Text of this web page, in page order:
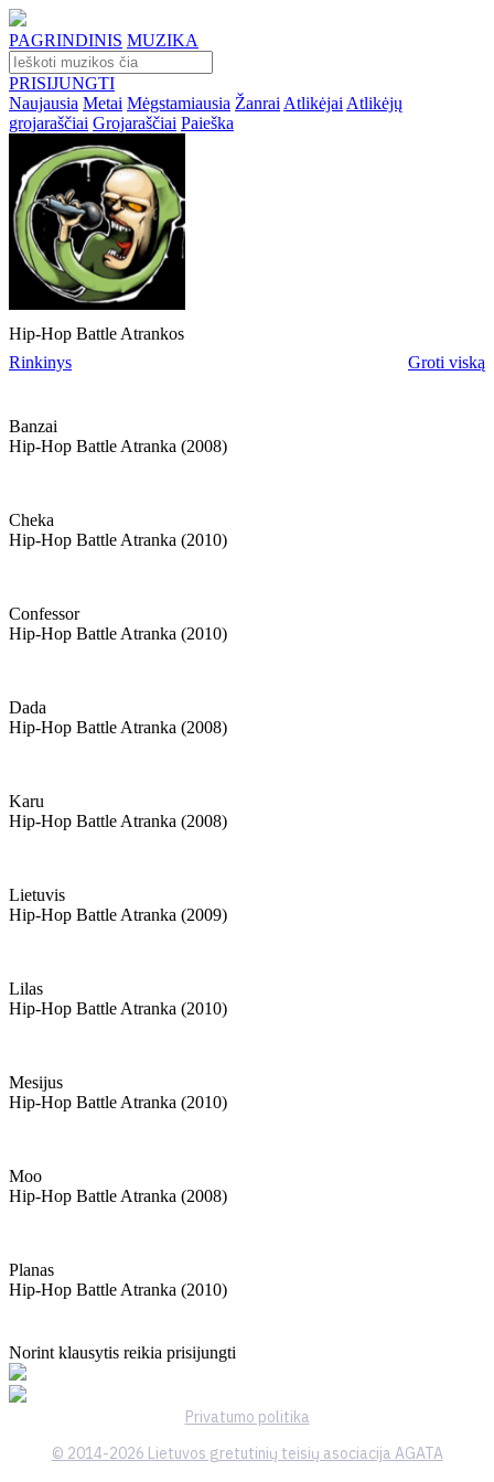
PAGRINDINIS MUZIKA
PRISIJUNGTI
Naujausia Metai Mėgstamiausia Žanrai Atlikėjai Atlikėjų
grojaraščiai Grojaraščiai Paieška
Hip-Hop Battle Atrankos
Rinkinys
Groti viską
Banzai
Hip-Hop Battle Atranka (2008)
Cheka
Hip-Hop Battle Atranka (2010)
Confessor
Hip-Hop Battle Atranka (2010)
Dada
Hip-Hop Battle Atranka (2008)
Karu
Hip-Hop Battle Atranka (2008)
Lietuvis
Hip-Hop Battle Atranka (2009)
Lilas
Hip-Hop Battle Atranka (2010)
Mesijus
Hip-Hop Battle Atranka (2010)
Moo
Hip-Hop Battle Atranka (2008)
Planas
Hip-Hop Battle Atranka (2010)
Norint klausytis reikia prisijungti
Privatumo politika
© 2014-2026 Lietuvos gretutinių teisių asociacija AGATA